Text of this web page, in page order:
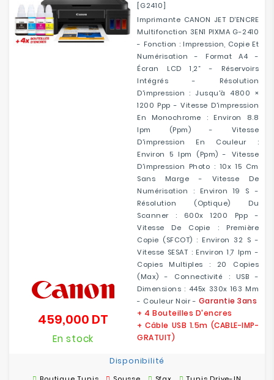
[G2410]
Imprimante CANON JET D'ENCRE
Multifonction 3EN1 PIXMA G-2410
- Fonction : Impression, Copie Et
Numérisation - Format A4 -
Écran LCD 1,2” - Réservoirs
Intégrés - Résolution
D'impression : Jusqu'à 4800 ×
1200 Ppp - Vitesse D'impression
En Monochrome : Environ 8.8
Ipm (ppm) - Vitesse
D'impression En Couleur :
Environ 5 Ipm (ppm) - Vitesse
D'impression Photo : 10x 15 Cm
Sans Marge - Vitesse De
Numérisation : Environ 19 S -
Résolution (optique) Du
Scanner : 600x 1200 Ppp -
Vitesse De Copie : Première
Copie (sFCOT) : Environ 32 S -
Vitesse SESAT : Environ 1,7 Ipm -
Copies Multiples : 20 Copies
(max) - Connectivité : USB -
Dimensions : 445x 330x 163 Mm
- Couleur Noir - Garantie 3ans
+ 4 Bouteilles D'encres
+ Câble USB 1.5m (CABLE-IMP-
GRATUIT)
459,000 DT
En stock
Disponibilité